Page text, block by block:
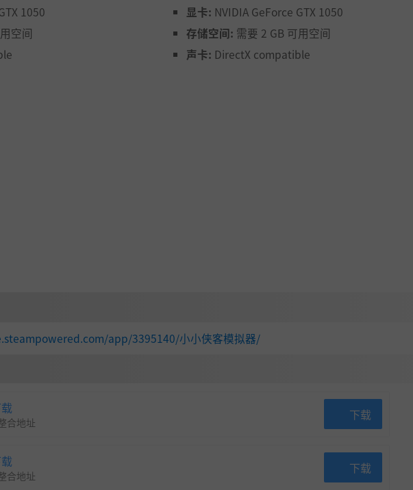
与取舍。面对众多武学招式与成长方向，你需要在有限的资源和机会中做出最优决
1050
空间
显卡: NVIDIA GeForce GTX 1050
存储空间: 需要 2 GB 可用空间
声卡: DirectX compatible
app/3395140/小小侠客模拟器/
合地址 下载
合地址 下载